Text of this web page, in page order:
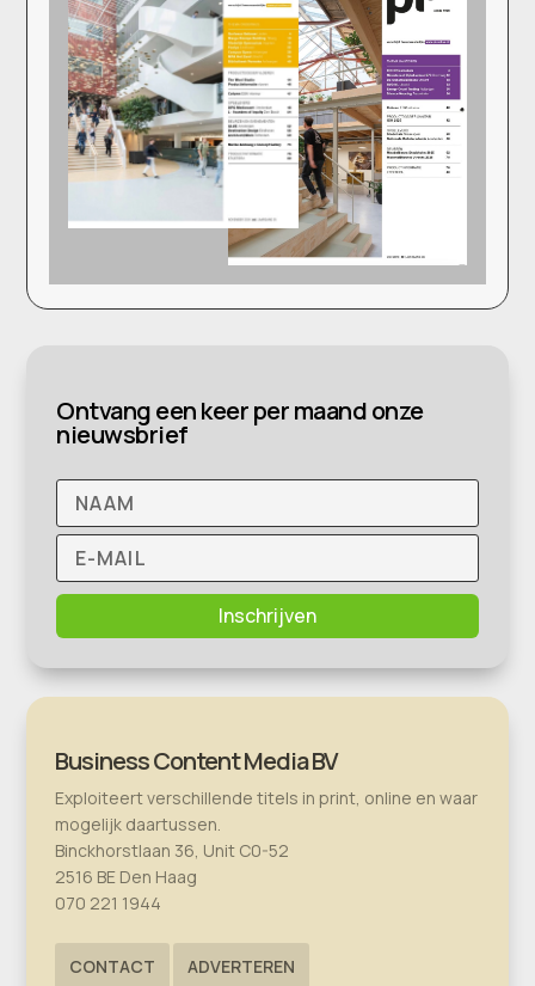
Ontvang een keer per maand onze
nieuwsbrief
Inschrijven
Business Content Media BV
Exploiteert verschillende titels in print, online en waar
mogelijk daartussen.
Binckhorstlaan 36, Unit C0-52
2516 BE Den Haag
070 221 1944
CONTACT ADVERTEREN